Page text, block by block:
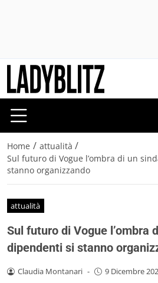
Home / attualità /
Sul futuro di Vogue l’ombra di un
stanno organizzando
attualità
Sul futuro di Vogue l’ombra
dipendenti si stanno
Claudia Montanari - 9 Dicembre